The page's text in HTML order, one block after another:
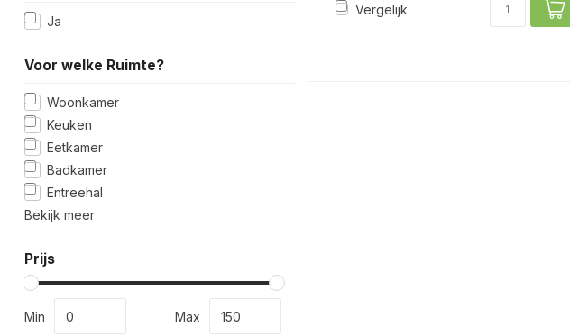
Ja
Voor welke Ruimte?
Woonkamer
Keuken
Eetkamer
Badkamer
Entreehal
Bekijk meer
Prijs
Min Max
Vergelijk